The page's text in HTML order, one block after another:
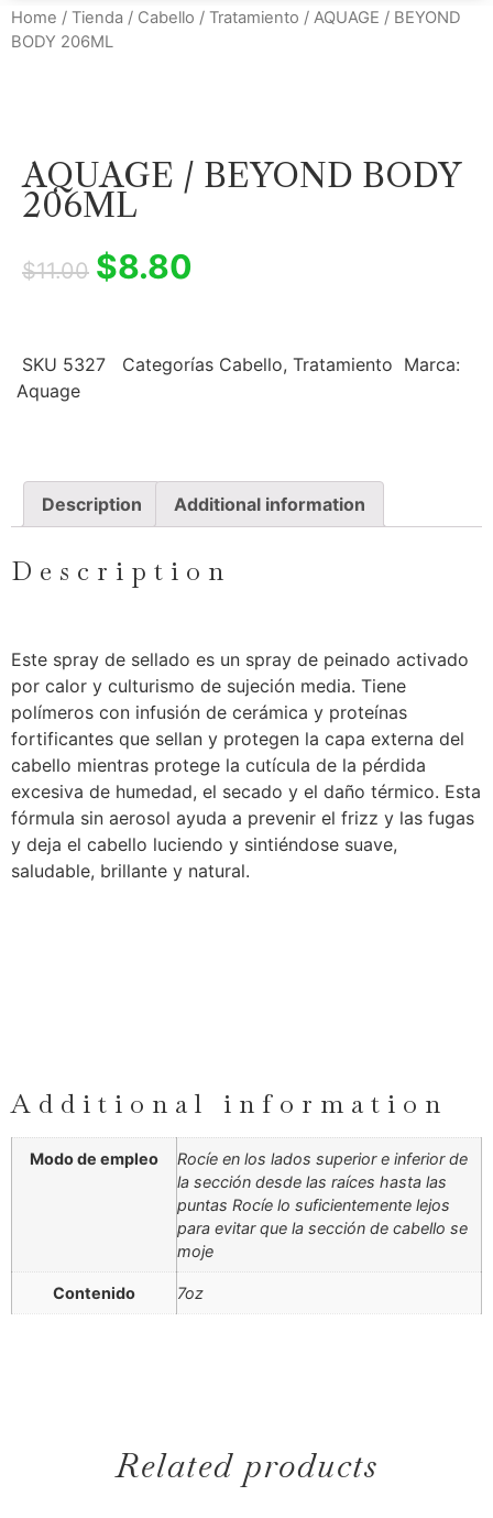
Home / Tienda / Cabello / Tratamiento / AQUAGE / BEYOND
BODY 206ML
AQUAGE / BEYOND BODY
206ML
$11.00 $8.80
SKU 5327 Categorías Cabello, Tratamiento Marca:
Aquage
Description Additional information
Description
Este spray de sellado es un spray de peinado activado
por calor y culturismo de sujeción media. Tiene
polímeros con infusión de cerámica y proteínas
fortificantes que sellan y protegen la capa externa del
cabello mientras protege la cutícula de la pérdida
excesiva de humedad, el secado y el daño térmico. Esta
fórmula sin aerosol ayuda a prevenir el frizz y las fugas
y deja el cabello luciendo y sintiéndose suave,
saludable, brillante y natural.
Additional information
Modo de empleo
Rocíe en los lados superior e inferior de
la sección desde las raíces hasta las
puntas Rocíe lo suficientemente lejos
para evitar que la sección de cabello se
moje
Contenido 7oz
Related products